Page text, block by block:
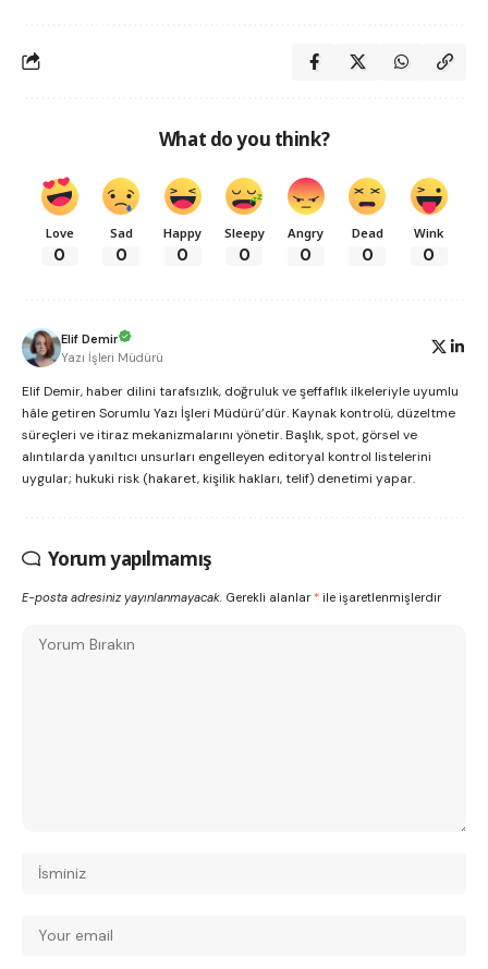
What do you think?
Love
0
Sad
0
Happy
0
Sleepy
0
Angry
0
Dead
0
Wink
0
Elif Demir
Yazı İşleri Müdürü
Elif Demir, haber dilini tarafsızlık, doğruluk ve şeffaflık ilkeleriyle uyumlu
hâle getiren Sorumlu Yazı İşleri Müdürü’dür. Kaynak kontrolü, düzeltme
süreçleri ve itiraz mekanizmalarını yönetir. Başlık, spot, görsel ve
alıntılarda yanıltıcı unsurları engelleyen editoryal kontrol listelerini
uygular; hukuki risk (hakaret, kişilik hakları, telif) denetimi yapar.
Yorum yapılmamış
E-posta adresiniz yayınlanmayacak. Gerekli alanlar * ile işaretlenmişlerdir